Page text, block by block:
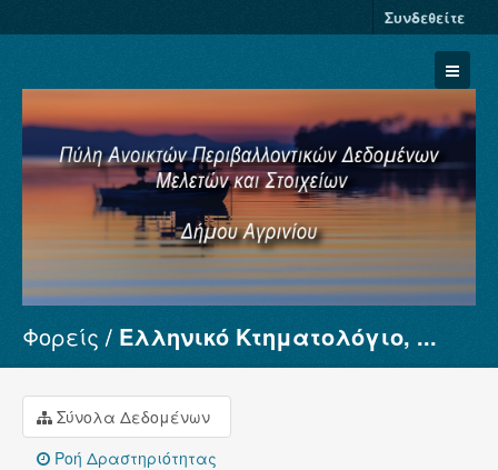
Συνδεθείτε
Σύνολα Δεδομένων
Φορείς
Ομάδες
Σχετικά
Φορείς Ελληνικό Κτηματολόγιο, ...
Σύνολα Δεδομένων
Ροή Δραστηριότητας